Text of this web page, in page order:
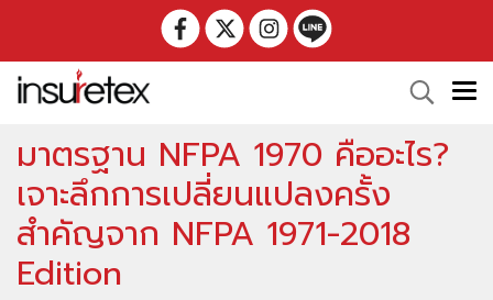
มาตรฐาน NFPA 1970 คืออะไร?
เจาะลึกการเปลี่ยนแปลงครั้ง
สำคัญจาก NFPA 1971-2018
Edition